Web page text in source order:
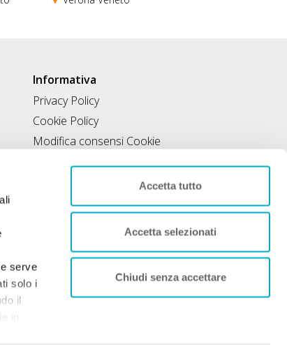
serve
solo i
il
in
Accetta tutto
Accetta selezionati
Chiudi senza accettare
Informativa
Privacy Policy
Cookie Policy
Modifica consensi Cookie
Contratto di inclusione